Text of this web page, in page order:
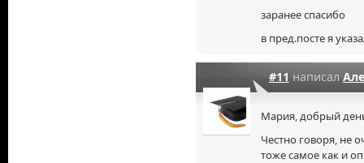
заранее спасибо
в пред.посте я
#11 написал
Мария, добрый
Честно говоря, не
тоже самое как и